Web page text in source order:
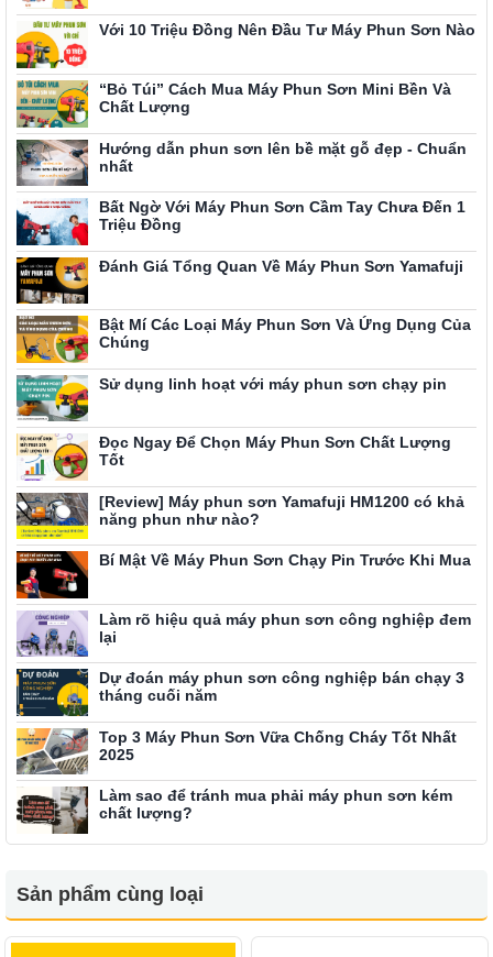
Với 10 Triệu Đồng Nên Đầu Tư Máy Phun Sơn Nào
“Bỏ Túi” Cách Mua Máy Phun Sơn Mini Bền Và
Chất Lượng
Hướng dẫn phun sơn lên bề mặt gỗ đẹp - Chuẩn
nhất
Bất Ngờ Với Máy Phun Sơn Cầm Tay Chưa Đến 1
Triệu Đồng
Đánh Giá Tổng Quan Về Máy Phun Sơn Yamafuji
Bật Mí Các Loại Máy Phun Sơn Và Ứng Dụng Của
Chúng
Sử dụng linh hoạt với máy phun sơn chạy pin
Đọc Ngay Để Chọn Máy Phun Sơn Chất Lượng
Tốt
[Review] Máy phun sơn Yamafuji HM1200 có khả
năng phun như nào?
Bí Mật Về Máy Phun Sơn Chạy Pin Trước Khi Mua
Làm rõ hiệu quả máy phun sơn công nghiệp đem
lại
Dự đoán máy phun sơn công nghiệp bán chạy 3
tháng cuối năm
Top 3 Máy Phun Sơn Vữa Chống Cháy Tốt Nhất
2025
Làm sao để tránh mua phải máy phun sơn kém
chất lượng?
Sản phẩm cùng loại